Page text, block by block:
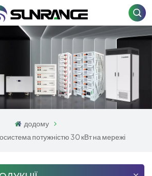
додому
потужністю 30 кВт на мережі